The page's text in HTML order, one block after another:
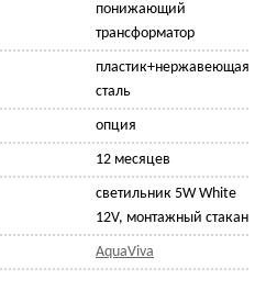
понижающий
трансформатор
пластик+нержавеющая
сталь
опция
12 месяцев
светильник 5W White
12V, монтажный стакан
AquaViva